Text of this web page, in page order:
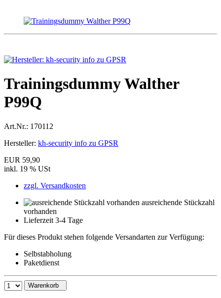
Trainingsdummy Walther
P99Q
Art.Nr.: 170112
Hersteller: kh-security info zu GPSR
EUR 59,90
inkl. 19 % USt
zzgl. Versandkosten
ausreichende Stückzahl
vorhanden
Lieferzeit 3-4 Tage
Für dieses Produkt stehen folgende Versandarten zur Verfügung:
Selbstabholung
Paketdienst
Warenkorb